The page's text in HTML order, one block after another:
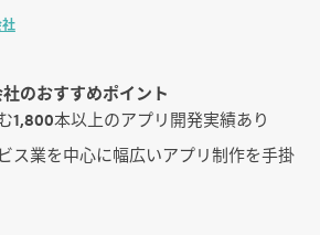
のおすすめポイント
1,800本以上のアプリ開発実績あり
ス業を中心に幅広いアプリ制作を手掛